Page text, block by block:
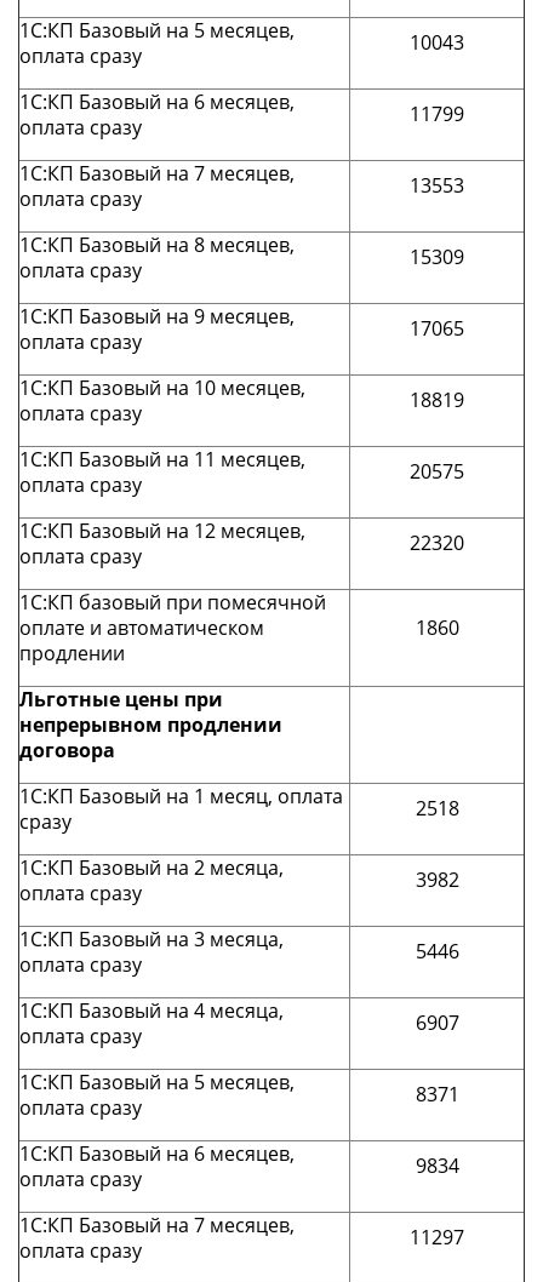
1С:КП Базовый на 5 месяцев,
оплата сразу
10043
1С:КП Базовый на 6 месяцев,
оплата сразу
11799
1С:КП Базовый на 7 месяцев,
оплата сразу
13553
1С:КП Базовый на 8 месяцев,
оплата сразу
15309
1С:КП Базовый на 9 месяцев,
оплата сразу
17065
1С:КП Базовый на 10 месяцев,
оплата сразу
18819
1С:КП Базовый на 11 месяцев,
оплата сразу
20575
1С:КП Базовый на 12 месяцев,
оплата сразу
22320
1С:КП базовый при помесячной
оплате и автоматическом
продлении
1860
Льготные цены при
непрерывном продлении
договора
1С:КП Базовый на 1 месяц, оплата
сразу
2518
1С:КП Базовый на 2 месяца,
оплата сразу
3982
1С:КП Базовый на 3 месяца,
оплата сразу
5446
1С:КП Базовый на 4 месяца,
оплата сразу
6907
1С:КП Базовый на 5 месяцев,
оплата сразу
8371
1С:КП Базовый на 6 месяцев,
оплата сразу
9834
1С:КП Базовый на 7 месяцев,
оплата сразу
11297